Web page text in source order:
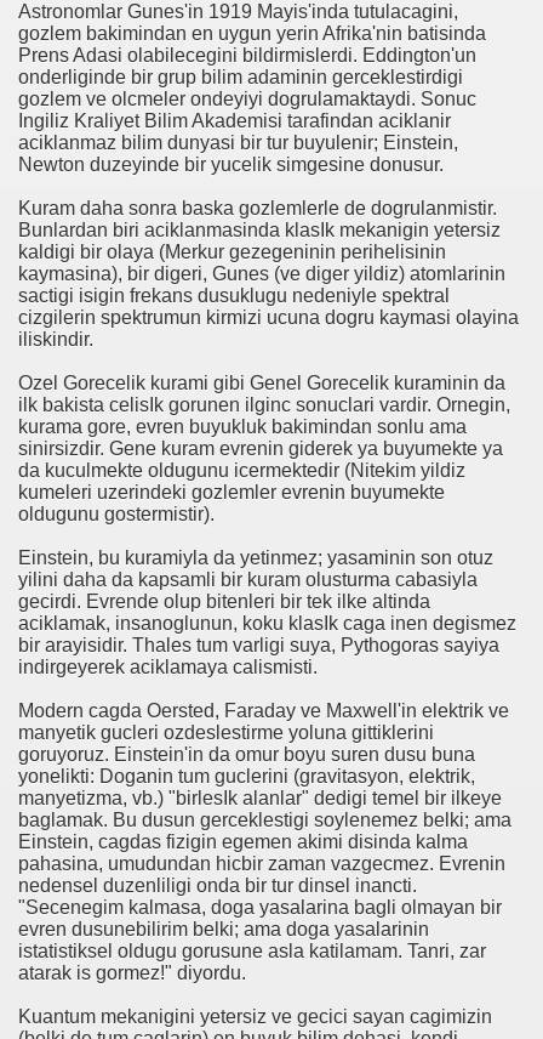
Astronomlar Gunes'in 1919 Mayis'inda tutulacagini,
gozlem bakimindan en uygun yerin Afrika'nin batisinda
Prens Adasi olabilecegini bildirmislerdi. Eddington'un
onderliginde bir grup bilim adaminin gerceklestirdigi
gozlem ve olcmeler ondeyiyi dogrulamaktaydi. Sonuc
Ingiliz Kraliyet Bilim Akademisi tarafindan aciklanir
aciklanmaz bilim dunyasi bir tur buyulenir; Einstein,
Newton duzeyinde bir yucelik simgesine donusur.
Kuram daha sonra baska gozlemlerle de dogrulanmistir.
Bunlardan biri aciklanmasinda klasIk mekanigin yetersiz
kaldigi bir olaya (Merkur gezegeninin perihelisinin
kaymasina), bir digeri, Gunes (ve diger yildiz) atomlarinin
sactigi isigin frekans dusuklugu nedeniyle spektral
cizgilerin spektrumun kirmizi ucuna dogru kaymasi olayina
iliskindir.
Ozel Gorecelik kurami gibi Genel Gorecelik kuraminin da
ilk bakista celisIk gorunen ilginc sonuclari vardir. Ornegin,
kurama gore, evren buyukluk bakimindan sonlu ama
sinirsizdir. Gene kuram evrenin giderek ya buyumekte ya
da kuculmekte oldugunu icermektedir (Nitekim yildiz
kumeleri uzerindeki gozlemler evrenin buyumekte
oldugunu gostermistir).
Einstein, bu kuramiyla da yetinmez; yasaminin son otuz
yilini daha da kapsamli bir kuram olusturma cabasiyla
gecirdi. Evrende olup bitenleri bir tek ilke altinda
aciklamak, insanoglunun, koku klasIk caga inen degismez
bir arayisidir. Thales tum varligi suya, Pythogoras sayiya
indirgeyerek aciklamaya calismisti.
Modern cagda Oersted, Faraday ve Maxwell'in elektrik ve
manyetik gucleri ozdeslestirme yoluna gittiklerini
goruyoruz. Einstein'in da omur boyu suren dusu buna
yonelikti: Doganin tum guclerini (gravitasyon, elektrik,
manyetizma, vb.) "birlesIk alanlar" dedigi temel bir ilkeye
baglamak. Bu dusun gerceklestigi soylenemez belki; ama
Einstein, cagdas fizigin egemen akimi disinda kalma
pahasina, umudundan hicbir zaman vazgecmez. Evrenin
nedensel duzenliligi onda bir tur dinsel inancti.
"Secenegim kalmasa, doga yasalarina bagli olmayan bir
evren dusunebilirim belki; ama doga yasalarinin
istatistiksel oldugu gorusune asla katilamam. Tanri, zar
atarak is gormez!" diyordu.
Kuantum mekanigini yetersiz ve gecici sayan cagimizin
ÖDÜLLÜ FİZİK BİLGİNİ)